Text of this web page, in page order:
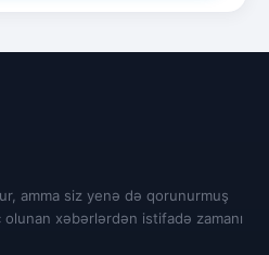
amma siz yenə də qorunurmuş
xəbərlərdən istifadə zamanı